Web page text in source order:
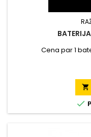
Cena par 1

